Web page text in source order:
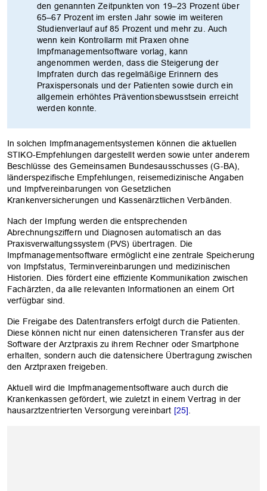
den genannten Zeitpunkten von 19–23 Prozent über
65–67 Prozent im ersten Jahr sowie im weiteren
Studienverlauf auf 85 Prozent und mehr zu. Auch
wenn kein Kontrollarm mit Praxen ohne
Impfmanagementsoftware vorlag, kann
angenommen werden, dass die Steigerung der
Impfraten durch das regelmäßige Erinnern des
Praxispersonals und der Patienten sowie durch ein
allgemein erhöhtes Präventionsbewusstsein erreicht
werden konnte.
In solchen Impfmanagementsystemen können die aktuellen
STIKO-Empfehlungen dargestellt werden sowie unter anderem
Beschlüsse des Gemeinsamen Bundesausschusses (G-BA),
länderspezifische Empfehlungen, reisemedizinische Angaben
und Impfvereinbarungen von Gesetzlichen
Krankenversicherungen und Kassenärztlichen Verbänden.
Nach der Impfung werden die entsprechenden
Abrechnungsziffern und Diagnosen automatisch an das
Praxisverwaltungssystem (PVS) übertragen. Die
Impfmanagementsoftware ermöglicht eine zentrale Speicherung
von Impfstatus, Terminvereinbarungen und medizinischen
Historien. Dies fördert eine effiziente Kommunikation zwischen
Fachärzten, da alle relevanten Informationen an einem Ort
verfügbar sind.
Die Freigabe des Datentransfers erfolgt durch die Patienten.
Diese können nicht nur einen datensicheren Transfer aus der
Software der Arztpraxis zu ihrem Rechner oder Smartphone
erhalten, sondern auch die datensichere Übertragung zwischen
den Arztpraxen freigeben.
Aktuell wird die Impfmanagementsoftware auch durch die
Krankenkassen gefördert, wie zuletzt in einem Vertrag in der
hausarztzentrierten Versorgung vereinbart [25]